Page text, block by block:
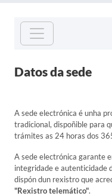
Datos da sede
A sede electrónica é unha
tradicional, dispoñible para
trámites as 24 horas dos
A sede electrónica garante
integridade e autenticidade
dispón dun rexistro que
"Rexistro telemático".